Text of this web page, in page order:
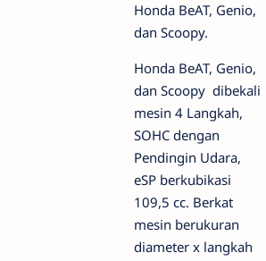
Honda BeAT, Genio,
dan Scoopy.
Honda BeAT, Genio,
dan Scoopy dibekali
mesin 4 Langkah,
SOHC dengan
Pendingin Udara,
eSP berkubikasi
109,5 cc. Berkat
mesin berukuran
diameter x langkah